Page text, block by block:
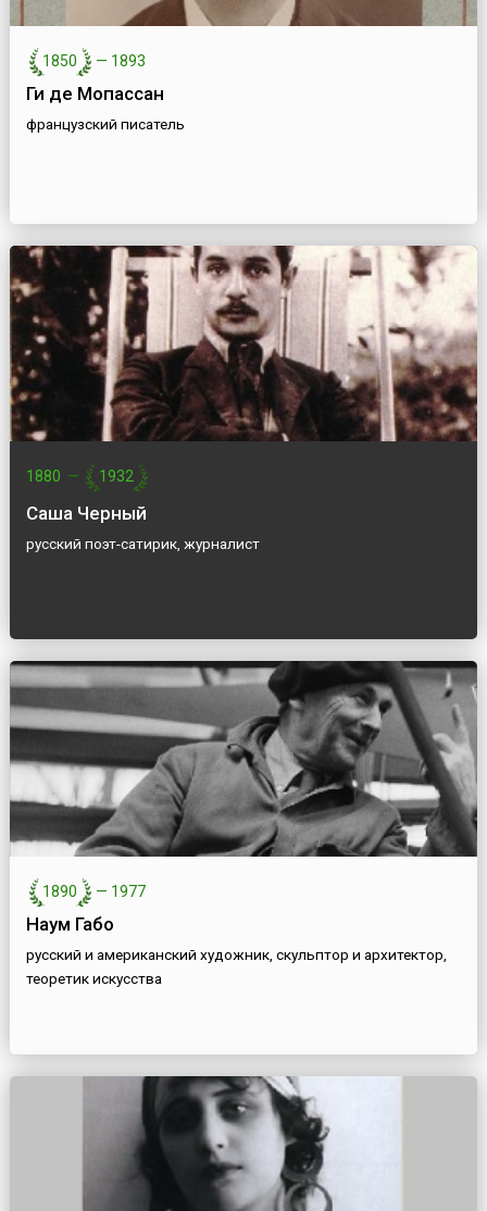
1850 — 1893
Ги де Мопассан
французский писатель
1880 — 1932
Саша Черный
русский поэт-сатирик, журналист
1890 — 1977
Наум Габо
русский и американский художник, скульптор и архитектор,
теоретик искусства